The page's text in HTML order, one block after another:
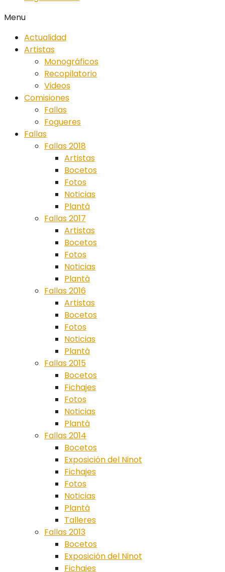
Menu
Actualidad
Artistas
Monográficos
Recopilatorio
Videos
Comisiones
Fallas
Fogueres
Fallas
Fallas 2018
Artistas
Bocetos
Fotos
Noticias
Plantá
Fallas 2017
Artistas
Bocetos
Fotos
Noticias
Plantà
Fallas 2016
Artistas
Bocetos
Fotos
Noticias
Plantà
Fallas 2015
Bocetos
Fichajes
Fotos
Noticias
Plantà
Fallas 2014
Bocetos
Exposición del Ninot
Fichajes
Fotos
Noticias
Plantà
Talleres
Fallas 2013
Bocetos
Exposición del Ninot
Fichajes